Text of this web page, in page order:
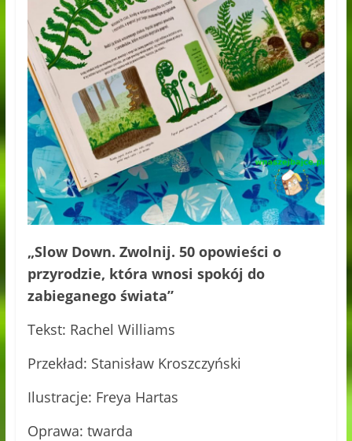
„Slow Down. Zwolnij. 50 opowieści o
przyrodzie, która wnosi spokój do
zabieganego świata”
Tekst: Rachel Williams
Przekład: Stanisław Kroszczyński
Ilustracje: Freya Hartas
Oprawa: twarda